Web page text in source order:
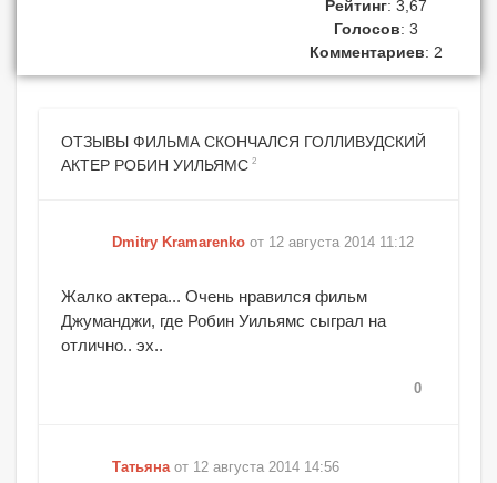
Рейтинг: 3,67
Голосов: 3
Комментариев: 2
ОТЗЫВЫ ФИЛЬМА СКОНЧАЛСЯ ГОЛЛИВУДСКИЙ
АКТЕР РОБИН УИЛЬЯМС 2
Dmitry Kramarenko от 12 августа 2014 11:12
0
Жалко актера... Очень нравился фильм
Джуманджи, где Робин Уильямс сыграл на
отлично.. эх..
Татьяна от 12 августа 2014 14:56